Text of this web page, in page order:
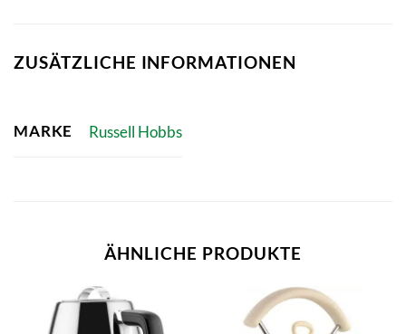
ZUSÄTZLICHE INFORMATIONEN
MARKE Russell Hobbs
ÄHNLICHE PRODUKTE